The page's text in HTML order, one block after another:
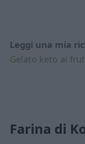
Leggi una mia
Gelato keto ai
Farina di